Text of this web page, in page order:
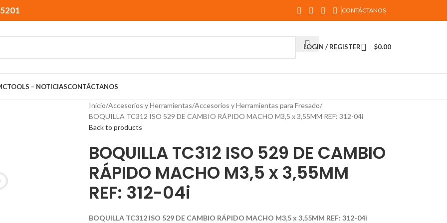
CONTÁCTANOS
LOGIN / REGISTER $0.00
– NOTICIASCONTÁCTANOS
Inicio Accesorios y Herramientas Accesorios y Herramientas para Fresado
BOQUILLA TC312 ISO 529 DE CAMBIO RÁPIDO MACHO M3,5 x 3,55MM REF: 312-04i
Back to products
BOQUILLA TC312 ISO 529 DE CAMBIO
RÁPIDO MACHO M3,5 x 3,55MM
REF: 312-04i
BOQUILLA TC312 ISO 529 DE CAMBIO RÁPIDO MACHO M3,5 x 3,55MM REF: 312-04i